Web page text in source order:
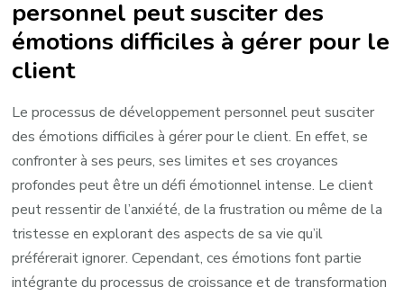
personnel peut susciter des
émotions difficiles à gérer pour le
client
Le processus de développement personnel peut susciter
des émotions difficiles à gérer pour le client. En effet, se
confronter à ses peurs, ses limites et ses croyances
profondes peut être un défi émotionnel intense. Le client
peut ressentir de l’anxiété, de la frustration ou même de la
tristesse en explorant des aspects de sa vie qu’il
préférerait ignorer. Cependant, ces émotions font partie
intégrante du processus de croissance et de transformation